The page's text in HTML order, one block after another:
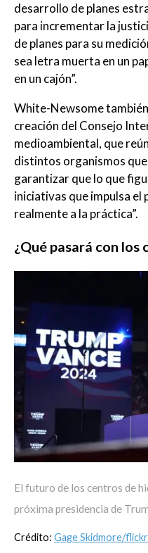
desarrollo de planes
para incrementar la
de planes para su
sea letra muerta en un
en un cajón”.
White-Newsome
creación del Consejo
medioambiental, que
distintos organismos
garantizar que lo que
iniciativas que impulsa el
realmente a la práctica”.
¿Qué pasará con
El futuro de los centros de
próxima presidencia de
Crédito: Gage Skidmore/flickr